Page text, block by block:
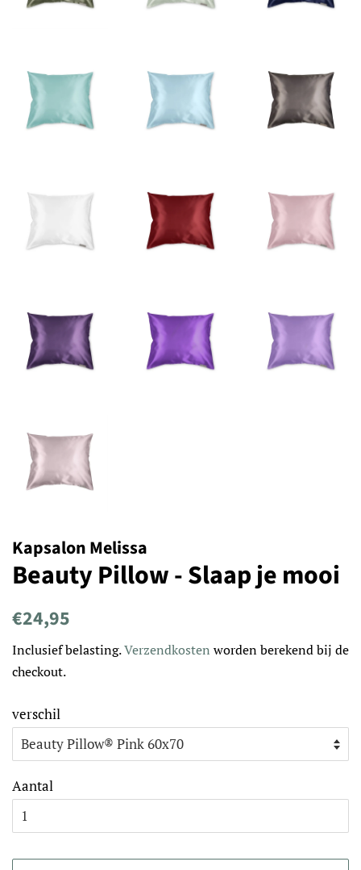
Kapsalon Melissa
Beauty Pillow - Slaap je mooi
Normale
€24,95
Inclusief belasting.Verzendkosten worden berekend bij de
checkout.
verschil
Aantal